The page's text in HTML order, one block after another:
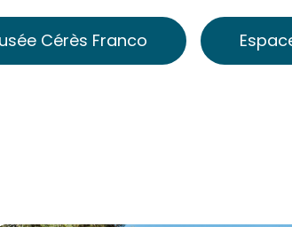
Cérès Franco